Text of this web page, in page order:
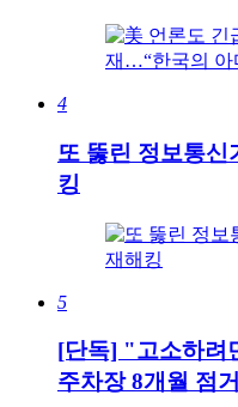
4
또 뚫린 정보통
킹
5
[단독] "고소하려
주차장 8개월 점